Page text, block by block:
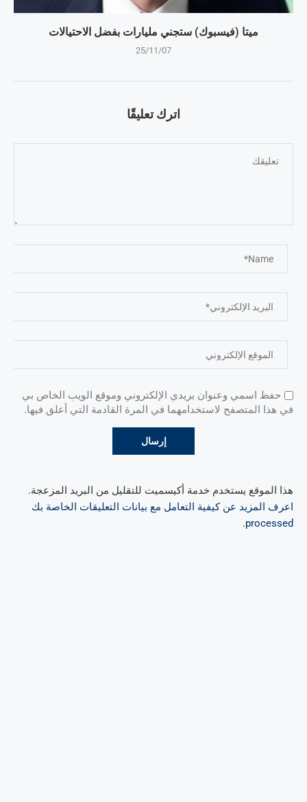
ميتا (فيسبوك) ستجني مليارات بفضل الاحتيالات
25/11/07
اترك تعليقًا
حفظ اسمي وعنوان بريدي الإلكتروني وموقع الويب الخاص بي
في هذا المتصفح لاستخدامهما في المرة القادمة التي أعلق فيها.
هذا الموقع يستخدم خدمة أكيسميت للتقليل من البريد المزعجة.
اعرف المزيد عن كيفية التعامل مع بيانات التعليقات الخاصة بك
processed
.